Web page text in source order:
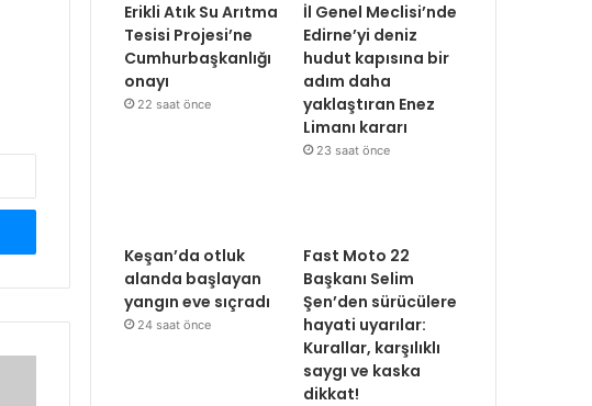
Erikli Atık Su Arıtma
Tesisi Projesi’ne
Cumhurbaşkanlığı
onayı
22 saat önce
İl Genel Meclisi’nde
Edirne’yi deniz
hudut kapısına bir
adım daha
yaklaştıran Enez
Limanı kararı
23 saat önce
Keşan’da otluk
alanda başlayan
yangın eve sıçradı
24 saat önce
Fast Moto 22
Başkanı Selim
Şen’den sürücülere
hayati uyarılar:
Kurallar, karşılıklı
saygı ve kaska
dikkat!